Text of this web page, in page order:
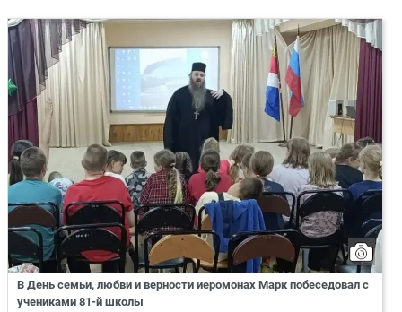
В День семьи, любви и верности иеромонах Марк побеседовал с
учениками 81-й школы